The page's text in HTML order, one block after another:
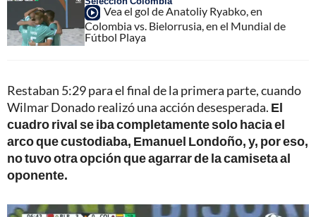
Vea el gol de Anatoliy Ryabko, en
Colombia vs. Bielorrusia, en el Mundial de
Fútbol Playa
Restaban 5:29 para el final de la primera parte, cuando
Wilmar Donado realizó una acción desesperada. El
cuadro rival se iba completamente solo hacia el
arco que custodiaba, Emanuel Londoño, y, por eso,
no tuvo otra opción que agarrar de la camiseta al
oponente.